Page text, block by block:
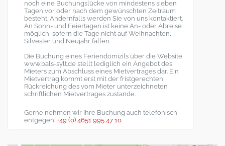
noch eine Buchungslücke von mindestens sieben
Tagen vor oder nach dem gewünschten Zeitraum
besteht. Andernfalls werden Sie von uns kontaktiert.
An Sonn- und Feiertagen ist keine An- oder Abreise
möglich, sofern die Tage nicht auf Weihnachten,
Silvester und Neujahr fallen.
Die Buchung eines Feriendomizils über die Website
www.bals-sylt.de stellt lediglich ein Angebot des
Mieters zum Abschluss eines Mietvertrages dar. Ein
Mietvertrag kommt erst mit der fristgerechten
Rückreichung des vom Mieter unterzeichneten
schriftlichen Mietvertrages zustande.
Gerne nehmen wir Ihre Buchung auch telefonisch
entgegen: +49 (0) 4651 995 47 10